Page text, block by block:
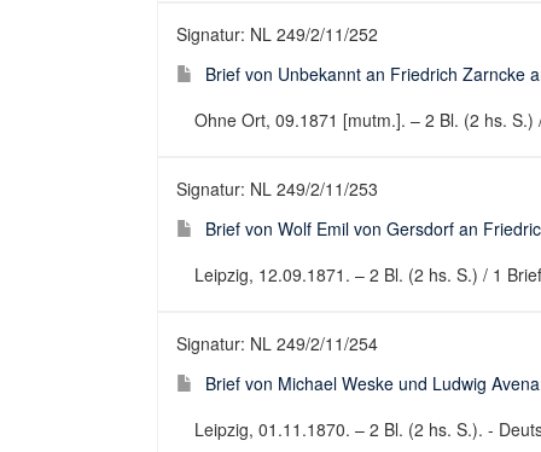
Signatur: NL 249/2/11/252
Brief von Unbekannt an Friedrich Zarncke
Ohne Ort, 09.1871 [mutm.]. – 2 Bl. (2 hs.
Signatur: NL 249/2/11/253
Brief von Wolf Emil von Gersdorf an
Leipzig, 12.09.1871. – 2 Bl. (2 hs. S.) / 1
Signatur: NL 249/2/11/254
Brief von Michael Weske und Ludwig
Leipzig, 01.11.1870. – 2 Bl. (2 hs. S.). -